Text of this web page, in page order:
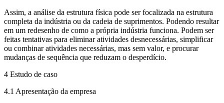
Assim, a análise da estrutura física pode ser focalizada na estrutura
completa da indústria ou da cadeia de suprimentos. Podendo resultar
em um redesenho de como a própria indústria funciona. Podem ser
feitas tentativas para eliminar atividades desnecessárias, simplificar
ou combinar atividades necessárias, mas sem valor, e procurar
mudanças de sequência que reduzam o desperdício.
4 Estudo de caso
4.1 Apresentação da empresa